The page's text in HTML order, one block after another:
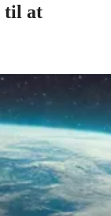
til at